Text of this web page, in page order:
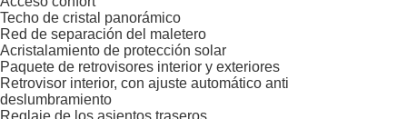
Techo de cristal panorámico
Red de separación del maletero
Acristalamiento de protección solar
Paquete de retrovisores interior y exteriores
Retrovisor interior, con ajuste automático anti
deslumbramiento
Reglaje de los asientos traseros